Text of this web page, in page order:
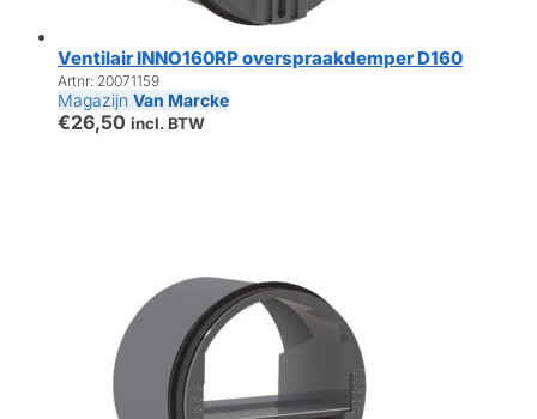
Ventilair INNO160RP overspraakdemper D160
Artnr: 20071159
Magazijn Van Marcke
€26,50 incl. BTW